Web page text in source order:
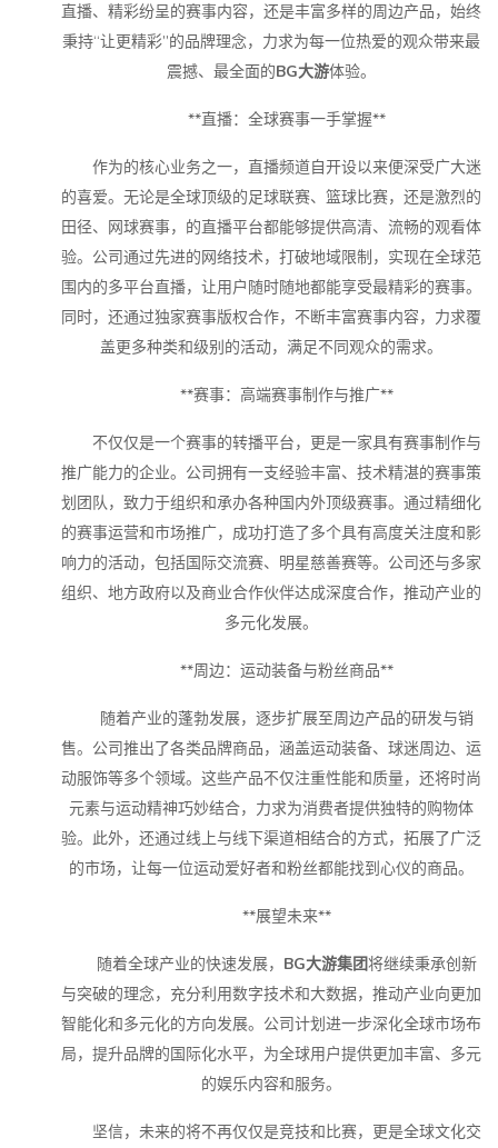
直播、精彩纷呈的赛事内容，还是丰富多样的周边产品，始终
秉持“让更精彩”的品牌理念，力求为每一位热爱的观众带来最
震撼、最全面的BG大游体验。
**直播：全球赛事一手掌握**
作为的核心业务之一，直播频道自开设以来便深受广大迷
的喜爱。无论是全球顶级的足球联赛、篮球比赛，还是激烈的
田径、网球赛事，的直播平台都能够提供高清、流畅的观看体
验。公司通过先进的网络技术，打破地域限制，实现在全球范
围内的多平台直播，让用户随时随地都能享受最精彩的赛事。
同时，还通过独家赛事版权合作，不断丰富赛事内容，力求覆
盖更多种类和级别的活动，满足不同观众的需求。
**赛事：高端赛事制作与推广**
不仅仅是一个赛事的转播平台，更是一家具有赛事制作与
推广能力的企业。公司拥有一支经验丰富、技术精湛的赛事策
划团队，致力于组织和承办各种国内外顶级赛事。通过精细化
的赛事运营和市场推广，成功打造了多个具有高度关注度和影
响力的活动，包括国际交流赛、明星慈善赛等。公司还与多家
组织、地方政府以及商业合作伙伴达成深度合作，推动产业的
多元化发展。
**周边：运动装备与粉丝商品**
随着产业的蓬勃发展，逐步扩展至周边产品的研发与销
售。公司推出了各类品牌商品，涵盖运动装备、球迷周边、运
动服饰等多个领域。这些产品不仅注重性能和质量，还将时尚
元素与运动精神巧妙结合，力求为消费者提供独特的购物体
验。此外，还通过线上与线下渠道相结合的方式，拓展了广泛
的市场，让每一位运动爱好者和粉丝都能找到心仪的商品。
**展望未来**
随着全球产业的快速发展， BG大游集团将继续秉承创新
与突破的理念，充分利用数字技术和大数据，推动产业向更加
智能化和多元化的方向发展。公司计划进一步深化全球市场布
局，提升品牌的国际化水平，为全球用户提供更加丰富、多元
的娱乐内容和服务。
坚信，未来的将不再仅仅是竞技和比赛，更是全球文化交